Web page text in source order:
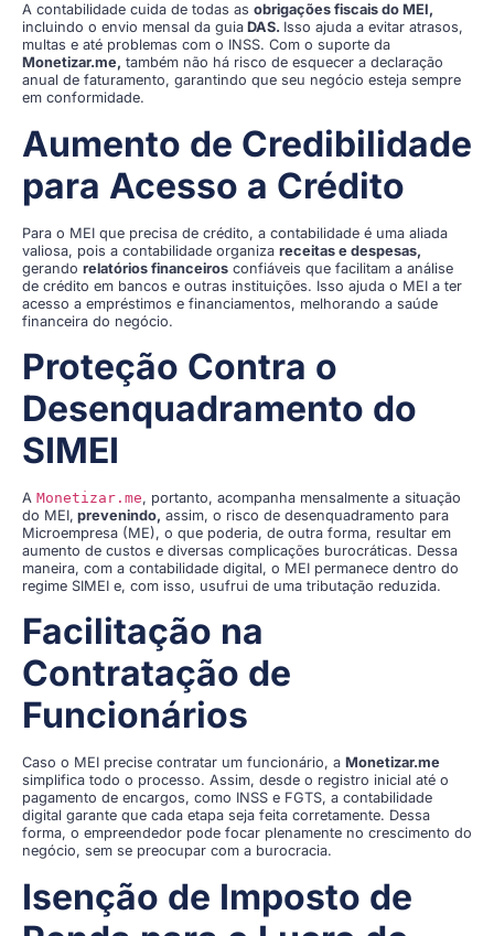
A contabilidade cuida de todas as obrigações fiscais do MEI,
incluindo o envio mensal da guia DAS. Isso ajuda a evitar atrasos,
multas e até problemas com o INSS. Com o suporte da
Monetizar.me, também não há risco de esquecer a declaração
anual de faturamento, garantindo que seu negócio esteja sempre
em conformidade.
Aumento de Credibilidade
para Acesso a Crédito
Para o MEI que precisa de crédito, a contabilidade é uma aliada
valiosa, pois a contabilidade organiza receitas e despesas,
gerando relatórios financeiros confiáveis que facilitam a análise
de crédito em bancos e outras instituições. Isso ajuda o MEI a ter
acesso a empréstimos e financiamentos, melhorando a saúde
financeira do negócio.
Proteção Contra o
Desenquadramento do
SIMEI
A Monetizar.me, portanto, acompanha mensalmente a situação
do MEI, prevenindo, assim, o risco de desenquadramento para
Microempresa (ME), o que poderia, de outra forma, resultar em
aumento de custos e diversas complicações burocráticas. Dessa
maneira, com a contabilidade digital, o MEI permanece dentro do
regime SIMEI e, com isso, usufrui de uma tributação reduzida.
Facilitação na
Contratação de
Funcionários
Caso o MEI precise contratar um funcionário, a Monetizar.me
simplifica todo o processo. Assim, desde o registro inicial até o
pagamento de encargos, como INSS e FGTS, a contabilidade
digital garante que cada etapa seja feita corretamente. Dessa
forma, o empreendedor pode focar plenamente no crescimento do
negócio, sem se preocupar com a burocracia.
Isenção de Imposto de